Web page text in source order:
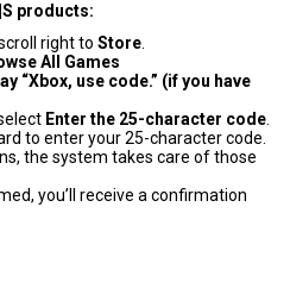
products:
right to Store.
All Games
“Xbox, use code.” (if you have
Enter the 25-character code.
to enter your 25-character code.
the system takes care of those
you’ll receive a confirmation